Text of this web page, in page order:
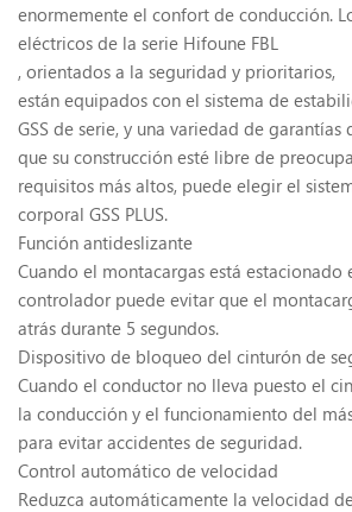
enormemente el confort de conducción.
eléctricos de la serie Hifoune FBL
, orientados a la seguridad y prioritarios,
están equipados con el sistema de
GSS de serie, y una variedad de garantías
que su construcción esté libre de
requisitos más altos, puede elegir el
corporal GSS PLUS.
Función antideslizante
Cuando el montacargas está estacionado
controlador puede evitar que el
atrás durante 5 segundos.
Dispositivo de bloqueo del cinturón de
Cuando el conductor no lleva puesto el
la conducción y el funcionamiento del
para evitar accidentes de seguridad.
Control automático de velocidad
Reduzca automáticamente la velocidad